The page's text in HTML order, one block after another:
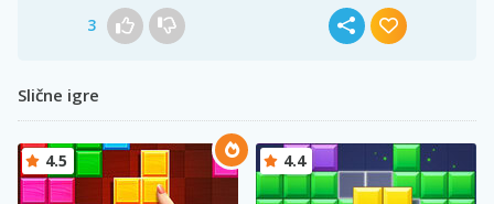
3
Slične igre
4.5 4.4